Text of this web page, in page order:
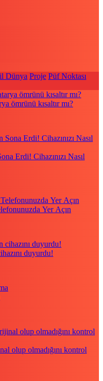
Dünya Proje Püf Noktası
ömrünü kısaltır mı?
Erdi! Cihazınızı Nasıl
Yer Açın
duyurdu!
olup olmadığını kontrol